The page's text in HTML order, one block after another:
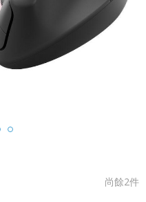
尚餘2件